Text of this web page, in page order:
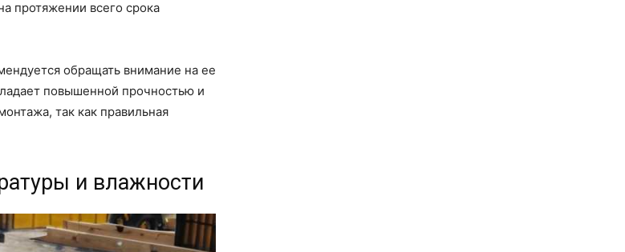
протяжении всего срока
обращать внимание на ее
повышенной прочностью и
так как правильная
и влажности